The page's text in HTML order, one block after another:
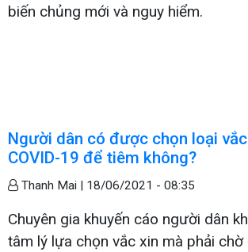
biến chủng mới và nguy hiểm.
Người dân có được chọn loại
COVID-19 để tiêm không?
Thanh Mai | 18/06/2021 - 08:35
Chuyên gia khuyến cáo người dân
tâm lý lựa chọn vắc xin mà phải